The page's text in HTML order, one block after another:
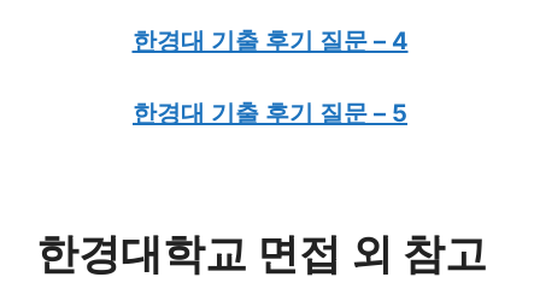
한경대 기출 후기 질문 – 4
한경대 기출 후기 질문 – 5
한경대학교 면접 외 참고